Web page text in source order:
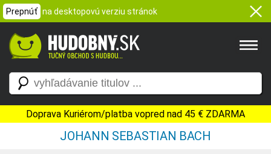
Prepnúť na desktopovú verziu stránok
Doprava Kuriérom/platba vopred nad 45 € ZDARMA
JOHANN SEBASTIAN BACH